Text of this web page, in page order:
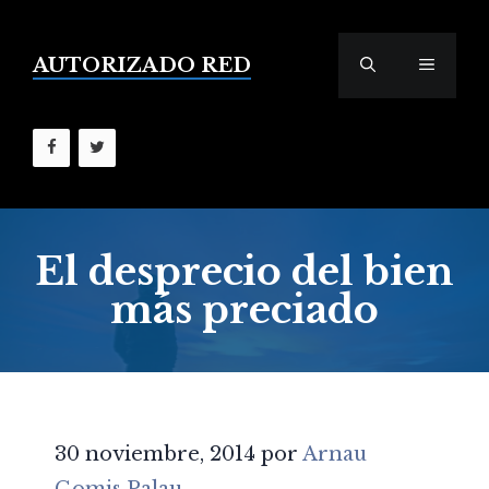
contenido
AUTORIZADO RED MENÚ
El desprecio del bien
más preciado
30 noviembre, 2014 por Arnau